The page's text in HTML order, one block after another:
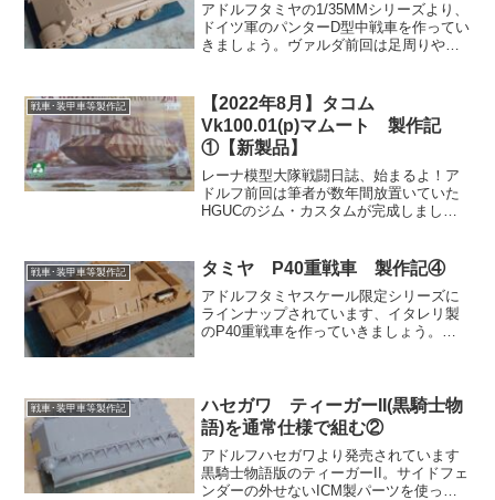
アドルフタミヤの1/35MMシリーズより、
ドイツ軍のパンターD型中戦車を作ってい
きましょう。ヴァルダ前回は足周りや車
者が迷走しているみたいだね。裏ではあ
ちこちに手をつけ...
戦車･装甲車等製作記
【2022年8月】タコム
Vk100.01(p)マムート 製作記
①【新製品】
レーナ模型大隊戦闘日誌、始まるよ！ア
ドルフ前回は筆者が数年間放置いていた
HGUCのジム・カスタムが完成しました
キットを作っていく。レーナここ最近作
っていなかったような...
戦車･装甲車等製作記 タミヤ P40重戦車 製作記④
アドルフタミヤスケール限定シリーズに
ラインナップされています、イタレリ製
のP40重戦車を作っていきましょう。ヴ
終えよう。レーナ筆者が...
戦車･装甲車等製作記
ハセガワ ティーガーII(黒騎士物
語)を通常仕様で組む②
アドルフハセガワより発売されています
黒騎士物語版のティーガーII。サイドフェ
ンダーの外せないICM製パーツを使って